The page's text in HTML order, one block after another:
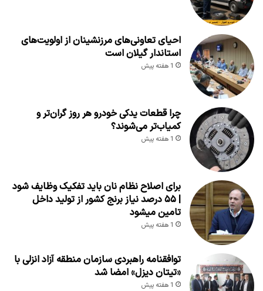
احیای تعاونی‌های مرزنشینان از اولویت‌های
استاندار گیلان است
1 هفته پیش
چرا قطعات یدکی خودرو هر روز گران‌تر و
کمیاب‌تر می‌شوند؟
1 هفته پیش
برای اصلاح نظام نان باید تفکیک وظایف شود
| ۵۵ درصد نیاز برنج کشور از تولید داخل
تامین میشود
1 هفته پیش
توافقنامه راهبردی سازمان منطقه آزاد انزلی با
«تیتان دیزل» امضا شد
1 هفته پیش